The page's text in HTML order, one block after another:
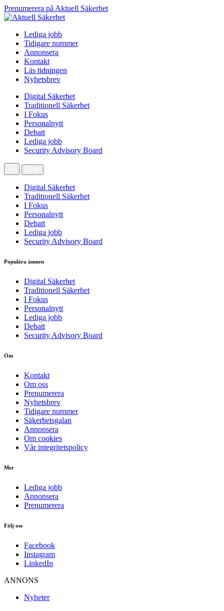
Prenumerera på Aktuell Säkerhet
Lediga jobb
Tidigare nummer
Annonsera
Kontakt
Läs tidningen
Nyhetsbrev
Digital Säkerhet
Traditionell Säkerhet
I Fokus
Personalnytt
Debatt
Lediga jobb
Security Advisory Board
Digital Säkerhet
Traditionell Säkerhet
I Fokus
Personalnytt
Debatt
Lediga jobb
Security Advisory Board
Populära ämnen
Digital Säkerhet
Traditionell Säkerhet
I Fokus
Personalnytt
Lediga jobb
Debatt
Security Advisory Board
Om
Kontakt
Om oss
Prenumerera
Nyhetsbrev
Tidigare nummer
Säkerhetsgalan
Annonsera
Om cookies
Vår integritetspolicy
Mer
Lediga jobb
Annonsera
Prenumerera
Följ oss
Facebook
Instagram
LinkedIn
ANNONS
Nyheter